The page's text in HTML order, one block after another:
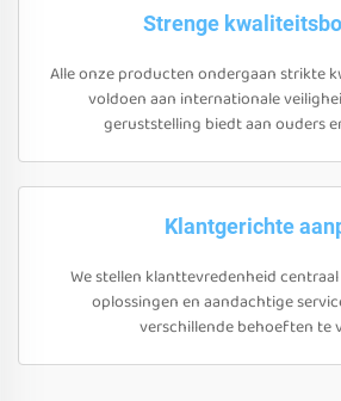
Strenge
Alle onze producten ondergaan strikte
voldoen aan internationale
geruststelling biedt aan ouders
Klantgerichte
We stellen klanttevredenheid
oplossingen en aandachtige
verschillende behoeften te